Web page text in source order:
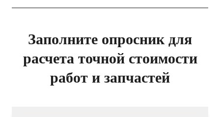
Заполните опросник для
расчета точной стоимости
работ и запчастей